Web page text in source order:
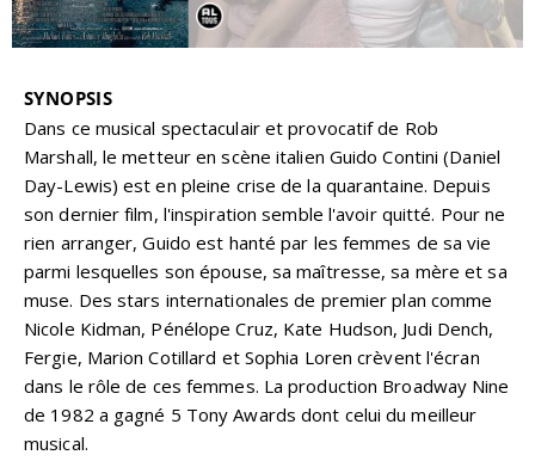
SYNOPSIS
Dans ce musical spectaculair et provocatif de Rob
Marshall, le metteur en scène italien Guido Contini (Daniel
Day-Lewis) est en pleine crise de la quarantaine. Depuis
son dernier film, l'inspiration semble l'avoir quitté. Pour ne
rien arranger, Guido est hanté par les femmes de sa vie
parmi lesquelles son épouse, sa maîtresse, sa mère et sa
muse. Des stars internationales de premier plan comme
Nicole Kidman, Pénélope Cruz, Kate Hudson, Judi Dench,
Fergie, Marion Cotillard et Sophia Loren crèvent l'écran
dans le rôle de ces femmes. La production Broadway Nine
de 1982 a gagné 5 Tony Awards dont celui du meilleur
musical.